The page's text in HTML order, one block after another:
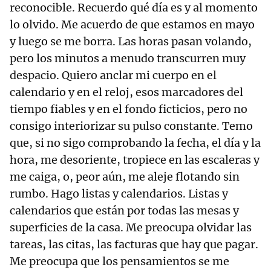
reconocible. Recuerdo qué día es y al momento
lo olvido. Me acuerdo de que estamos en mayo
y luego se me borra. Las horas pasan volando,
pero los minutos a menudo transcurren muy
despacio. Quiero anclar mi cuerpo en el
calendario y en el reloj, esos marcadores del
tiempo fiables y en el fondo ficticios, pero no
consigo interiorizar su pulso constante. Temo
que, si no sigo comprobando la fecha, el día y la
hora, me desoriente, tropiece en las escaleras y
me caiga, o, peor aún, me aleje flotando sin
rumbo. Hago listas y calendarios. Listas y
calendarios que están por todas las mesas y
superficies de la casa. Me preocupa olvidar las
tareas, las citas, las facturas que hay que pagar.
Me preocupa que los pensamientos se me